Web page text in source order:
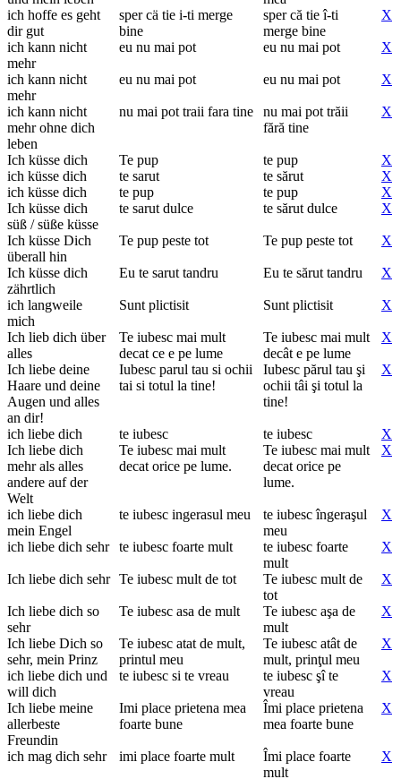
ich hoffe es geht
dir gut
sper cä tie i-ti merge
bine
sper că tie î-ti
merge bine
X
ich kann nicht
mehr
eu nu mai pot eu nu mai pot X
ich kann nicht
mehr
eu nu mai pot eu nu mai pot X
ich kann nicht
mehr ohne dich
leben
nu mai pot traii fara tine
nu mai pot trăii
fără tine
X
Ich küsse dich Te pup te pup
X
ich küsse dich
te sarut te sărut
X
ich küsse dich
te pup te pup
X
Ich küsse dich
süß / süße küsse
te sarut dulce te sărut dulce X
Ich küsse Dich
überall hin
Te pup peste tot Te pup peste tot X
Ich küsse dich
zährtlich
Eu te sarut tandru Eu te sărut tandru X
ich langweile
mich
Sunt plictisit Sunt plictisit X
Ich lieb dich über
alles
Te iubesc mai mult
decat ce e pe lume
Te iubesc mai mult
decât e pe lume
X
Ich liebe deine
Haare und deine
Augen und alles
an dir!
Iubesc parul tau si ochii
tai si totul la tine!
Iubesc părul tau şi
ochii tâi şi totul la
tine!
X
ich liebe dich te iubesc te iubesc
X
Ich liebe dich
mehr als alles
andere auf der
Welt
Te iubesc mai mult
decat orice pe lume.
Te iubesc mai mult
decat orice pe
lume.
X
ich liebe dich
mein Engel
te iubesc ingerasul meu
te iubesc îngeraşul
meu
X
ich liebe dich sehr te iubesc foarte mult
te iubesc foarte
mult
X
Ich liebe dich sehr Te iubesc mult de tot
Te iubesc mult de
tot
X
Ich liebe dich so
sehr
Te iubesc asa de mult
Te iubesc aşa de
mult
X
Ich liebe Dich so
sehr, mein Prinz
Te iubesc atat de mult,
printul meu
Te iubesc atât de
mult, prinţul meu
X
ich liebe dich und
will dich
te iubesc si te vreau
te iubesc şî te
vreau
X
Ich liebe meine
allerbeste
Freundin
Imi place prietena mea
foarte bune
Îmi place prietena
mea foarte bune
X
ich mag dich sehr imi place foarte mult
Îmi place foarte
mult
X